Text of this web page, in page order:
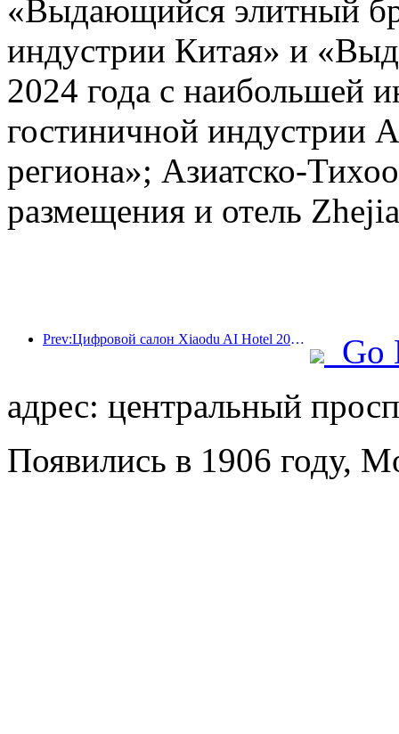
«Выдающийся элитный
индустрии Китая» и
2024 года с наибольшей
гостиничной индустрии
региона»; Азиатско-
размещения и отель
Prev:Цифровой салон Xiaodu AI Hotel 2024 успешно завершился! Ускорить реконструкцию будущего отеля
Go
адрес: центральный
Появились в 1906 году,